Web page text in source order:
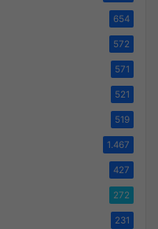
654
572
571
521
519
1.467
427
272
231